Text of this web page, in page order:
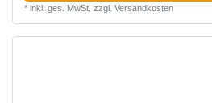
* inkl. ges. MwSt. zzgl. Versandkosten